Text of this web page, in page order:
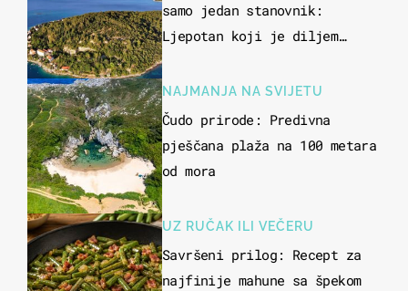
samo jedan stanovnik:
Ljepotan koji je diljem
"bijelom zlatu"
NAJMANJA NA SVIJETU
Čudo prirode: Predivna
pješčana plaža na 100 metara
od mora
UZ RUČAK ILI VEČERU
Savršeni prilog: Recept za
najfinije mahune sa špekom